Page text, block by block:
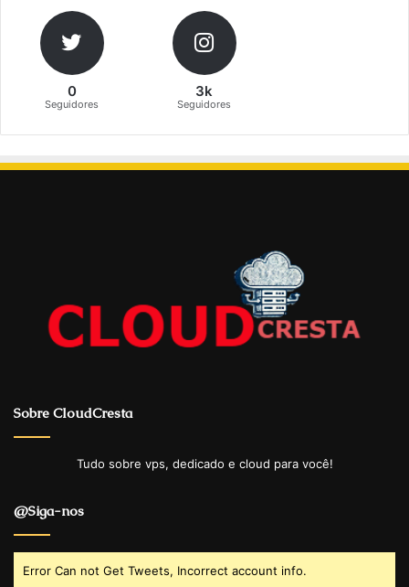
0
Seguidores
3k
Seguidores
Sobre CloudCresta
Tudo sobre vps, dedicado e cloud para você!
@Siga-nos
Error Can not Get Tweets, Incorrect account info.